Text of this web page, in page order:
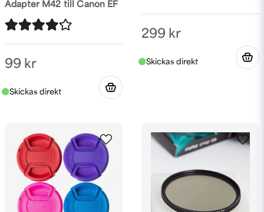
Adapter M42 till Canon EF
99 kr
299 kr
Skicka fråga